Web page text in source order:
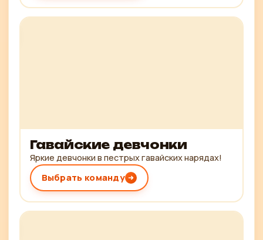
Гавайские девчонки
Яркие девчонки в пестрых гавайских нарядах!
Выбрать команду